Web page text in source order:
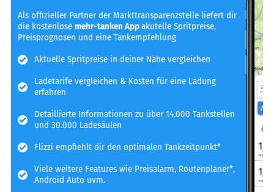
Als offizieller Partner der Markttransparenzstelle liefert dir
die kostenlosemehr-tanken Appakutelle Spritpreise,
Preisprognosen und eine Tankempfehlung
Aktuelle Spritpreise in deiner Nähe vergleichen
Ladetarife vergleichen & Kosten für eine Ladung
erfahren
Detaillierte Informationen zu über 14.000 Tankstellen
und 30.000 Ladesäulen
Flizzi empfiehlt dir den optimalen Tankzeitpunkt*
Viele weitere Features wie Preisalarm, Routenplaner*,
Android Auto uvm.